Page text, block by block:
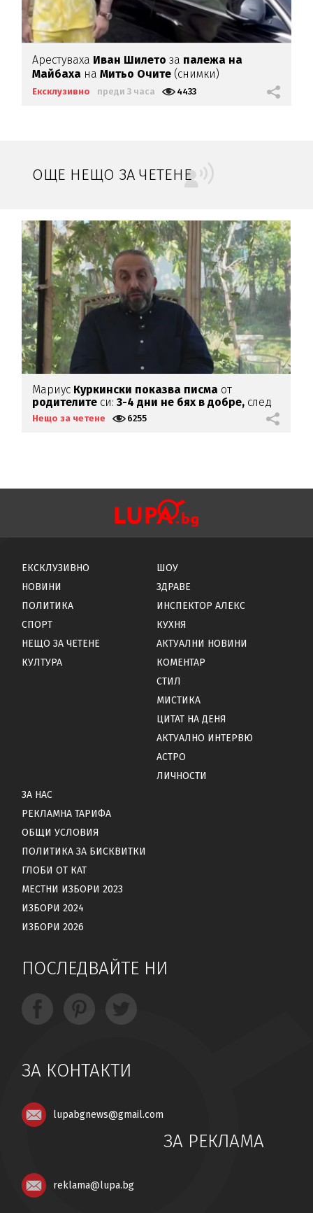
Арестуваха Иван Шилетоза палежа на
Майбаха наМитьо Очите (снимки)
Ексклузивно преди 3 часа 4433
ОЩЕ НЕЩО ЗА ЧЕТЕНЕ
Мариус Куркински показва писма от
родителите си:3-4 дни не бях в добре, след
като ги прочетох
Нещо за четене 6255
ЕКСКЛУЗИВНО
НОВИНИ
ПОЛИТИКА
СПОРТ
НЕЩО ЗА ЧЕТЕНЕ
КУЛТУРА
ШОУ
ЗДРАВЕ
ИНСПЕКТОР АЛЕКС
КУХНЯ
АКТУАЛНИ НОВИНИ
КОМЕНТАР
СТИЛ
МИСТИКА
ЦИТАТ НА ДЕНЯ
АКТУАЛНО ИНТЕРВЮ
АСТРО
ЛИЧНОСТИ
ЗА НАС
РЕКЛАМНА ТАРИФА
ОБЩИ УСЛОВИЯ
ПОЛИТИКА ЗА БИСКВИТКИ
ГЛОБИ ОТ КАТ
МЕСТНИ ИЗБОРИ 2023
ИЗБОРИ 2024
ИЗБОРИ 2026
ПОСЛЕДВАЙТЕ НИ
ЗА КОНТАКТИ
lupabgnews@gmail.com
ЗА РЕКЛАМА
reklama@lupa.bg